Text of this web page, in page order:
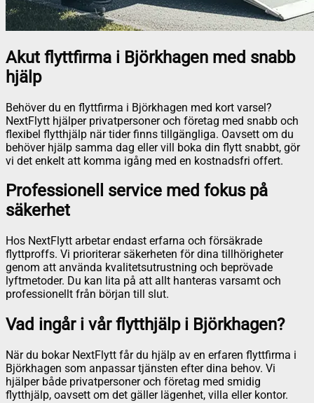
Akut flyttfirma i Björkhagen med snabb
hjälp
Behöver du en flyttfirma i Björkhagen med kort varsel?
NextFlytt hjälper privatpersoner och företag med snabb och
flexibel flytthjälp när tider finns tillgängliga. Oavsett om du
behöver hjälp samma dag eller vill boka din flytt snabbt, gör
vi det enkelt att komma igång med en kostnadsfri offert.
Professionell service med fokus på
säkerhet
Hos NextFlytt arbetar endast erfarna och försäkrade
flyttproffs. Vi prioriterar säkerheten för dina tillhörigheter
genom att använda kvalitetsutrustning och beprövade
lyftmetoder. Du kan lita på att allt hanteras varsamt och
professionellt från början till slut.
Vad ingår i vår flytthjälp i Björkhagen?
När du bokar NextFlytt får du hjälp av en erfaren flyttfirma i
Björkhagen som anpassar tjänsten efter dina behov. Vi
hjälper både privatpersoner och företag med smidig
flytthjälp, oavsett om det gäller lägenhet, villa eller kontor.